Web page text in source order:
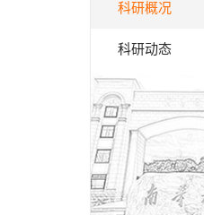
科研概况
科研动态